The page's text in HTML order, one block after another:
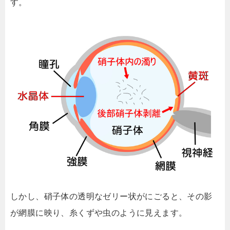
す。
しかし、硝子体の透明なゼリー状がにごると、その影
が網膜に映り、糸くずや虫のように見えます。